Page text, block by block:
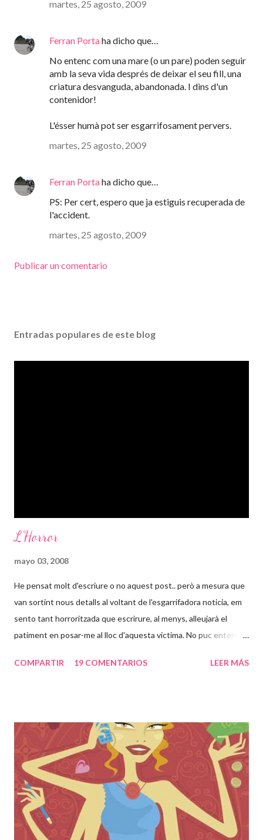
martes, 25 agosto, 2009
Ferran Portaha dicho que…
No entenc com una mare (o un pare) poden seguir
amb la seva vida després de deixar el seu fill, una
criatura desvanguda, abandonada. I dins d'un
contenidor!
L'ésser humà pot ser esgarrifosament pervers.
martes, 25 agosto, 2009
Ferran Portaha dicho que…
PS: Per cert, espero que ja estiguis recuperada de
l'accident.
martes, 25 agosto, 2009
Publicar un comentario
Entradas populares de este blog
L'Horror
mayo 03, 2008
He pensat molt d'escriure o no aquest post.. però a mesura que
van sortint nous detalls al voltant de l'esgarrifadora noticia, em
sento tant horroritzada que escrirure, al menys, alleujarà el
patiment en posar-me al lloc d'aquesta victima. No puc entendre
tinc 31, això voldria dir casi tota la meva vida. És increible que
embarassos, jo que només he passat un i tractada com una
reina, com pot haver estat esta noia set cops embarassada des
dels 24 anys, haver parit set cops en aquella habitació i tenir uns
nens que no han vist la llum del dia. Nou dels vint-i-quatre anys
tancada els va passar en una única "habitació"... no em puc
imaginar en quin estat psicologic deu estar aquesta dona que
ara té 42 anys. Com no s'ha pog...
COMPARTIR 19 COMENTARIOS LEER MÁS